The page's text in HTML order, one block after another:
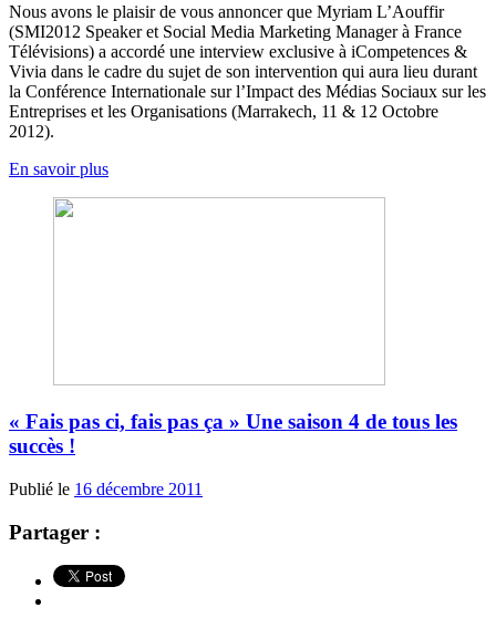
Nous avons le plaisir de vous annoncer que Myriam L’Aouffir
(SMI2012 Speaker et Social Media Marketing Manager à France
Télévisions) a accordé une interview exclusive à iCompetences &
Vivia dans le cadre du sujet de son intervention qui aura lieu durant
la Conférence Internationale sur l’Impact des Médias Sociaux sur les
Entreprises et les Organisations (Marrakech, 11 & 12 Octobre
2012).
En savoir plus
« Fais pas ci, fais pas ça » Une saison 4 de tous les
succès !
Publié le 16 décembre 2011
Partager :